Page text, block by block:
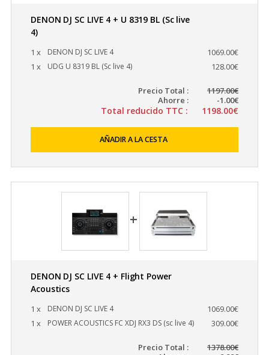
DENON DJ SC LIVE 4 + U 8319 BL (Sc live
4)
1 x DENON DJ SC LIVE 4
1069.00€
1 x
UDG U 8319 BL (Sc live 4) 128.00€
Precio Total :
1197.00€
Ahorre :
-1.00€
Total reducido TTC : 1198.00€
AÑADIR A LA CESTA
DENON DJ SC LIVE 4 + Flight Power
Acoustics
1 x DENON DJ SC LIVE 4
1069.00€
1 x
POWER ACOUSTICS FC XDJ RX3 DS (sc live 4) 309.00€
Precio Total :
1378.00€